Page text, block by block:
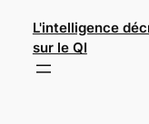
contenu
L'intelligence
sur le QI